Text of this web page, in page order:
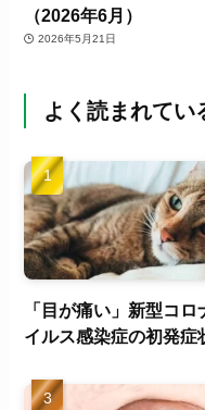
（2026年6月）
2026年5月21日
よく読まれてい
「目が痛い」新型コロ
イルス感染症の初発症